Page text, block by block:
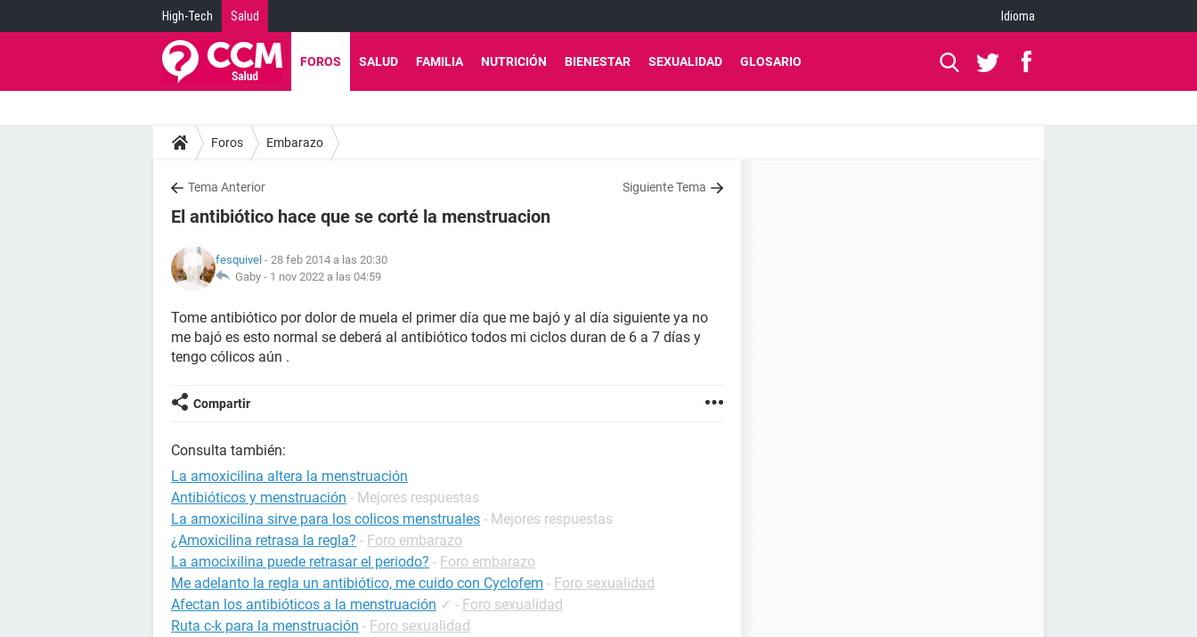
High-Tech Salud Idioma
FOROS SALUD FAMILIA NUTRICIÓN BIENESTAR SEXUALIDAD GLOSARIO
Foros Embarazo
Tema Anterior Siguiente Tema
El antibiótico hace que se corté la menstruacion
fesquivel - 28 feb 2014 a las 20:30
Gaby - 1 nov 2022 a las 04:59
Tome antibiótico por dolor de muela el primer día que me bajó y al día siguiente ya no
me bajó es esto normal se deberá al antibiótico todos mi ciclos duran de 6 a 7 días y
tengo cólicos aún .
Compartir
Consulta también:
La amoxicilina altera la menstruación
Antibióticos y menstruación - Mejores respuestas
La amoxicilina sirve para los colicos menstruales - Mejores respuestas
¿Amoxicilina retrasa la regla? - Foro embarazo
La amocixilina puede retrasar el periodo? - Foro embarazo
Me adelanto la regla un antibiótico, me cuido con Cyclofem - Foro sexualidad
Afectan los antibióticos a la menstruación ✓ - Foro sexualidad
Ruta c-k para la menstruación - Foro sexualidad